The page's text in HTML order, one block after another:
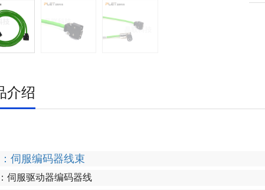
介绍
伺服编码器线束
伺服驱动器编码器线